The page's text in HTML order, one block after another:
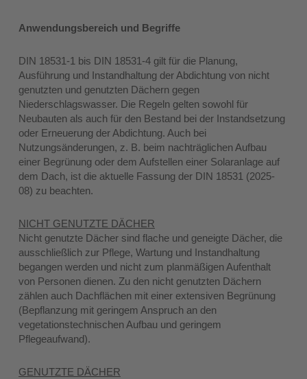
Anwendungsbereich und Begriffe
DIN 18531-1 bis DIN 18531-4 gilt für die Planung,
Ausführung und Instandhaltung der Abdichtung von nicht
genutzten und genutzten Dächern gegen
Niederschlagswasser. Die Regeln gelten sowohl für
Neubauten als auch für den Bestand bei der Instandsetzung
oder Erneuerung der Abdichtung. Auch bei
Nutzungsänderungen, z. B. beim nachträglichen Aufbau
einer Begrünung oder dem Aufstellen einer Solaranlage auf
dem Dach, ist die aktuelle Fassung der DIN 18531 (2025-
08) zu beachten.
NICHT GENUTZTE DÄCHER
Nicht genutzte Dächer sind flache und geneigte Dächer, die
ausschließlich zur Pflege, Wartung und Instandhaltung
begangen werden und nicht zum planmäßigen Aufenthalt
von Personen dienen. Zu den nicht genutzten Dächern
zählen auch Dachflächen mit einer extensiven Begrünung
(Bepflanzung mit geringem Anspruch an den
vegetationstechnischen Aufbau und geringem
Pflegeaufwand).
GENUTZTE DÄCHER